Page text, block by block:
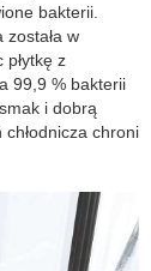
bakterii.
w
z
99,9 % bakterii
i dobrą
chroni